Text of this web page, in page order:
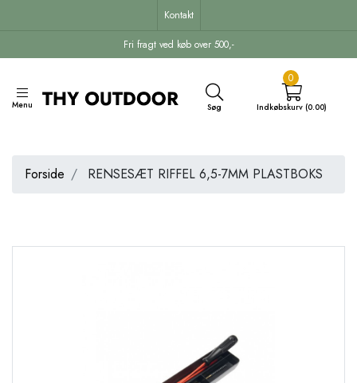
Fri fragt ved køb over 500,-
Kontakt
Menu Søg
0
Indkøbskurv (0.00)
Forside RENSESÆT RIFFEL 6,5-7MM PLASTBOKS